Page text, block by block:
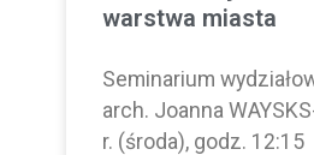
warstwa miasta
Seminarium
arch. Joanna
r. (środa), godz. 12:15